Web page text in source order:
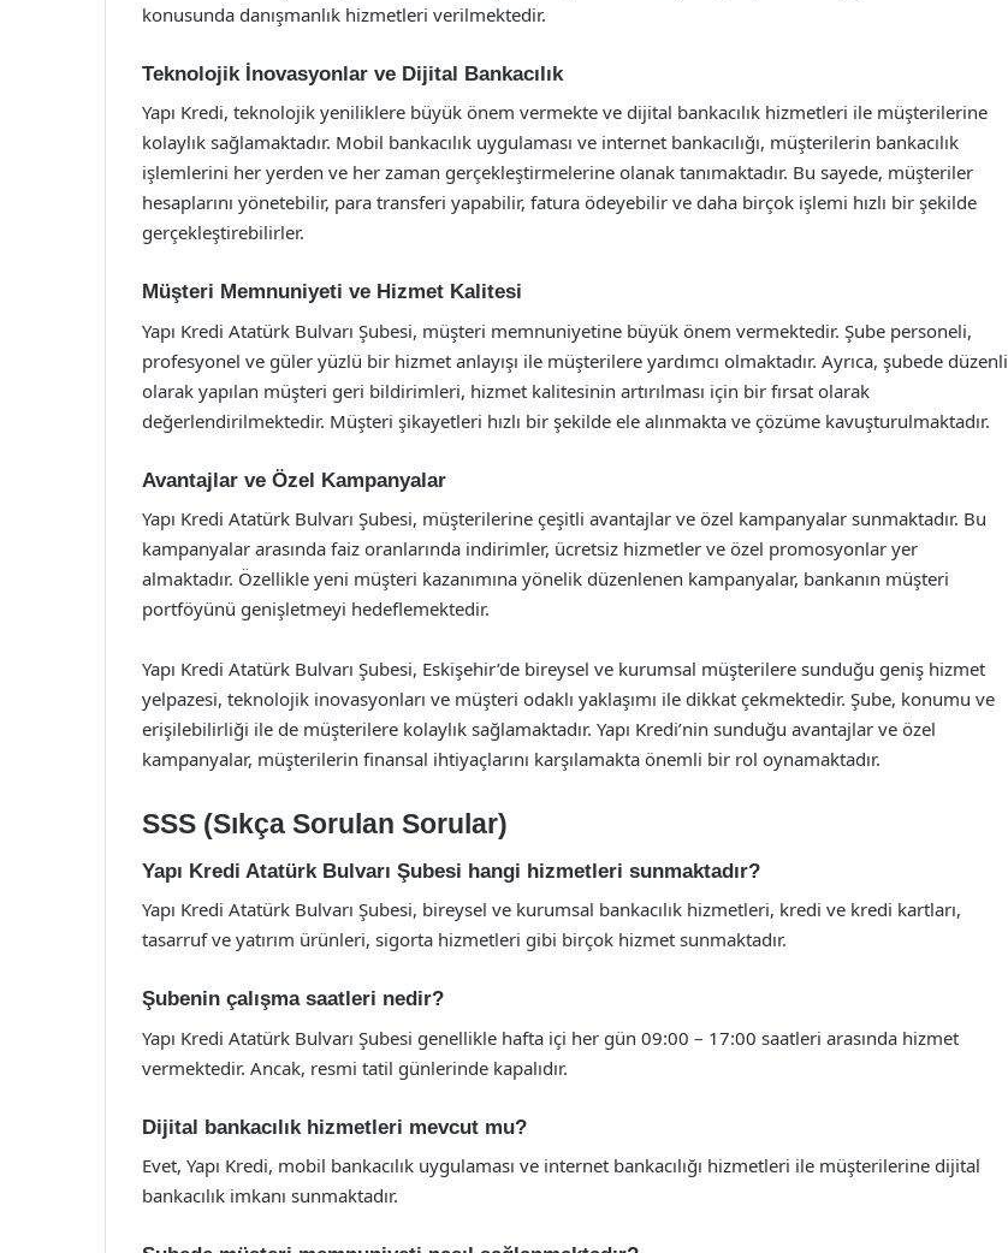
konusunda danışmanlık hizmetleri verilmektedir.
Teknolojik İnovasyonlar ve Dijital Bankacılık
Yapı Kredi, teknolojik yeniliklere büyük önem vermekte ve dijital bankacılık hizmetleri ile müşterilerine
kolaylık sağlamaktadır. Mobil bankacılık uygulaması ve internet bankacılığı, müşterilerin bankacılık
işlemlerini her yerden ve her zaman gerçekleştirmelerine olanak tanımaktadır. Bu sayede, müşteriler
hesaplarını yönetebilir, para transferi yapabilir, fatura ödeyebilir ve daha birçok işlemi hızlı bir şekilde
gerçekleştirebilirler.
Müşteri Memnuniyeti ve Hizmet Kalitesi
Yapı Kredi Atatürk Bulvarı Şubesi, müşteri memnuniyetine büyük önem vermektedir. Şube personeli,
profesyonel ve güler yüzlü bir hizmet anlayışı ile müşterilere yardımcı olmaktadır. Ayrıca, şubede düzenli
olarak yapılan müşteri geri bildirimleri, hizmet kalitesinin artırılması için bir fırsat olarak
değerlendirilmektedir. Müşteri şikayetleri hızlı bir şekilde ele alınmakta ve çözüme kavuşturulmaktadır.
Avantajlar ve Özel Kampanyalar
Yapı Kredi Atatürk Bulvarı Şubesi, müşterilerine çeşitli avantajlar ve özel kampanyalar sunmaktadır. Bu
kampanyalar arasında faiz oranlarında indirimler, ücretsiz hizmetler ve özel promosyonlar yer
almaktadır. Özellikle yeni müşteri kazanımına yönelik düzenlenen kampanyalar, bankanın müşteri
portföyünü genişletmeyi hedeflemektedir.
Yapı Kredi Atatürk Bulvarı Şubesi, Eskişehir’de bireysel ve kurumsal müşterilere sunduğu geniş hizmet
yelpazesi, teknolojik inovasyonları ve müşteri odaklı yaklaşımı ile dikkat çekmektedir. Şube, konumu ve
erişilebilirliği ile de müşterilere kolaylık sağlamaktadır. Yapı Kredi’nin sunduğu avantajlar ve özel
kampanyalar, müşterilerin finansal ihtiyaçlarını karşılamakta önemli bir rol oynamaktadır.
SSS (Sıkça Sorulan Sorular)
Yapı Kredi Atatürk Bulvarı Şubesi hangi hizmetleri sunmaktadır?
Yapı Kredi Atatürk Bulvarı Şubesi, bireysel ve kurumsal bankacılık hizmetleri, kredi ve kredi kartları,
tasarruf ve yatırım ürünleri, sigorta hizmetleri gibi birçok hizmet sunmaktadır.
Şubenin çalışma saatleri nedir?
Yapı Kredi Atatürk Bulvarı Şubesi genellikle hafta içi her gün 09:00 – 17:00 saatleri arasında hizmet
vermektedir. Ancak, resmi tatil günlerinde kapalıdır.
Dijital bankacılık hizmetleri mevcut mu?
Evet, Yapı Kredi, mobil bankacılık uygulaması ve internet bankacılığı hizmetleri ile müşterilerine dijital
bankacılık imkanı sunmaktadır.